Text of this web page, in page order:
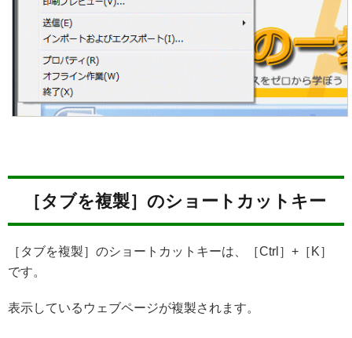
［タブを複製］のショートカットキー
［タブを複製］のショートカットキーは、［Ctrl］+［K］
です。
表示しているウェブページが複製されます。